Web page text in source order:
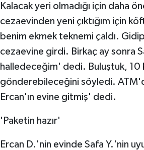
Kalacak yeri olmadığı için daha
cezaevinden yeni çıktığım için
benim ekmek teknemi çaldı.
cezaevine girdi. Birkaç ay sonra
halledeceğim' dedi. Buluştuk,
gönderebileceğini söyledi.
Ercan'ın evine gitmiş' dedi.
'Paketin hazır'
Ercan D.'nin evinde Safa Y.'nin